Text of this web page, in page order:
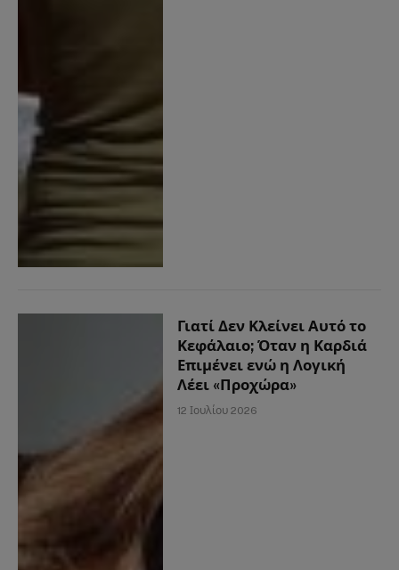
Γιατί Δεν Κλείνει Αυτό το
Κεφάλαιο; Όταν η Καρδιά
Επιμένει ενώ η Λογική
Λέει «Προχώρα»
12 Ιουλίου 2026